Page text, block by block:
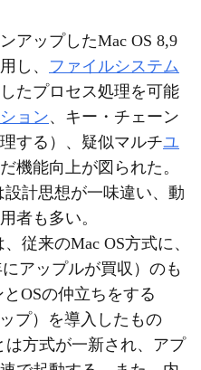
アップしたMac OS 8,9
し、 ファイルシステム
たプロセス処理を可能
ョン、キー・チェーン
する）、疑似マルチユ
機能向上が図られた。
設計思想が一味違い、動
者も多い。
従来のMac OS方式に、
アップルが買収）のも
OSの仲立ちをする
プ）を導入したもの
は方式が一新され、アプ